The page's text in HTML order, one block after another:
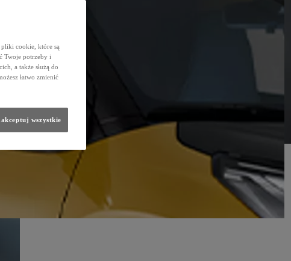
pliki cookie, które są
Twoje potrzeby i
a także służą do
łatwo zmienić
wszystkie